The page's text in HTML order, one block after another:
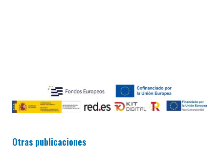
Otras publicaciones